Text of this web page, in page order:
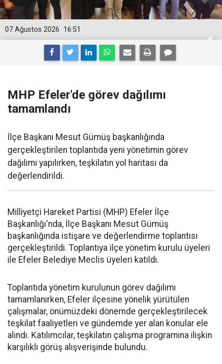
16:51
07 Ağustos 2026
MHP Efeler'de görev dağılımı
tamamlandı
İlçe Başkanı Mesut Gümüş başkanlığında
gerçekleştirilen toplantıda yeni yönetimin görev
dağılımı yapılırken, teşkilatın yol haritası da
değerlendirildi.
Milliyetçi Hareket Partisi (MHP) Efeler İlçe
Başkanlığı'nda, İlçe Başkanı Mesut Gümüş
başkanlığında istişare ve değerlendirme toplantısı
gerçekleştirildi. Toplantıya ilçe yönetim kurulu üyeleri
ile Efeler Belediye Meclis üyeleri katıldı.
Toplantıda yönetim kurulunun görev dağılımı
tamamlanırken, Efeler ilçesine yönelik yürütülen
çalışmalar, önümüzdeki dönemde gerçekleştirilecek
teşkilat faaliyetleri ve gündemde yer alan konular ele
alındı. Katılımcılar, teşkilatın çalışma programına ilişkin
karşılıklı görüş alışverişinde bulundu.